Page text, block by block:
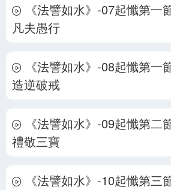
《法譬如水》-07起懺第一
凡夫愚行
《法譬如水》-08起懺第一
造逆破戒
《法譬如水》-09起懺第二
禮敬三寶
《法譬如水》-10起懺第三